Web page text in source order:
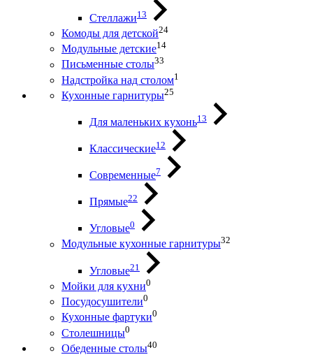
Стеллажи13
Комоды для детской24
Модульные детские14
Письменные столы33
Надстройка над столом1
Кухонные гарнитуры25
Для маленьких кухонь13
Классические12
Современные7
Прямые22
Угловые0
Модульные кухонные гарнитуры32
Угловые21
Мойки для кухни0
Посудосушители0
Кухонные фартуки0
Столешницы0
Обеденные столы40